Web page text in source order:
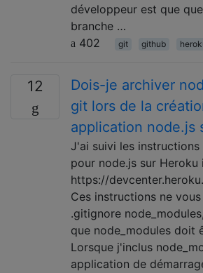
développeur est que
branche …
402
git github
12
Dois-je archiver
git lors de la
application node.js
J'ai suivi les
pour node.js sur Heroku
https://
Ces instructions ne
.gitignore
que node_modules doit
Lorsque j'inclus
application de